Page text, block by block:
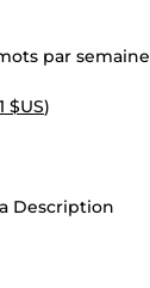
par semaine
$US)
Description